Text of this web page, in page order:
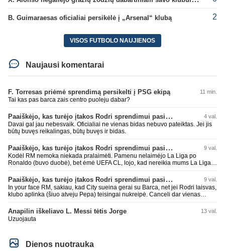
B. Guimaraesas oficialiai persikėlė į „Arsenal“ klubą 2
VISOS FUTBOLO NAUJIENOS
Naujausi komentarai
F. Torresas priėmė sprendimą persikelti į PSG ekipą 11 min.
Tai kas pas barca zais centro puoleju dabar?
Paaiškėjo, kas turėjo įtakos Rodri sprendimui pasirinkti Barselonos pusę 4 val.
Davai gal jau nebesvaik. Oficialiai ne vienas bidas nebuvo pateiktas. Jei jis
būtų buvęs reikalingas, būtų buvęs ir bidas.
Paaiškėjo, kas turėjo įtakos Rodri sprendimui pasirinkti Barselonos pusę 9 val.
Kodėl RM nemoka niekada pralaimėti. Pamenu nelaimėjo La Liga po
Ronaldo (buvo duobė), bet ėmė UEFA CL, lojo, kad nereikia mums La Liga,
laimėti La Liga. Dabar vėl gavo nuo Barcos ir Rodri ateina ne pas juos, vėl
nereikia mums jo, senas ir t.t. Gal davai vyriškai priimkit tuos pralaimėjimus
be kvailų nereikia, nenorim ir t.t.
Paaiškėjo, kas turėjo įtakos Rodri sprendimui pasirinkti Barselonos pusę 9 val.
In your face RM, sakiau, kad City sueina gerai su Barca, net jei Rodri laisvas,
klubo aplinka (šiuo atveju Pepa) teisingai nukreipė. Canceli dar vienas
Super
Anapilin iškeliavo L. Messi tėtis Jorge 13 val.
Uzuojauta
Dienos nuotrauka